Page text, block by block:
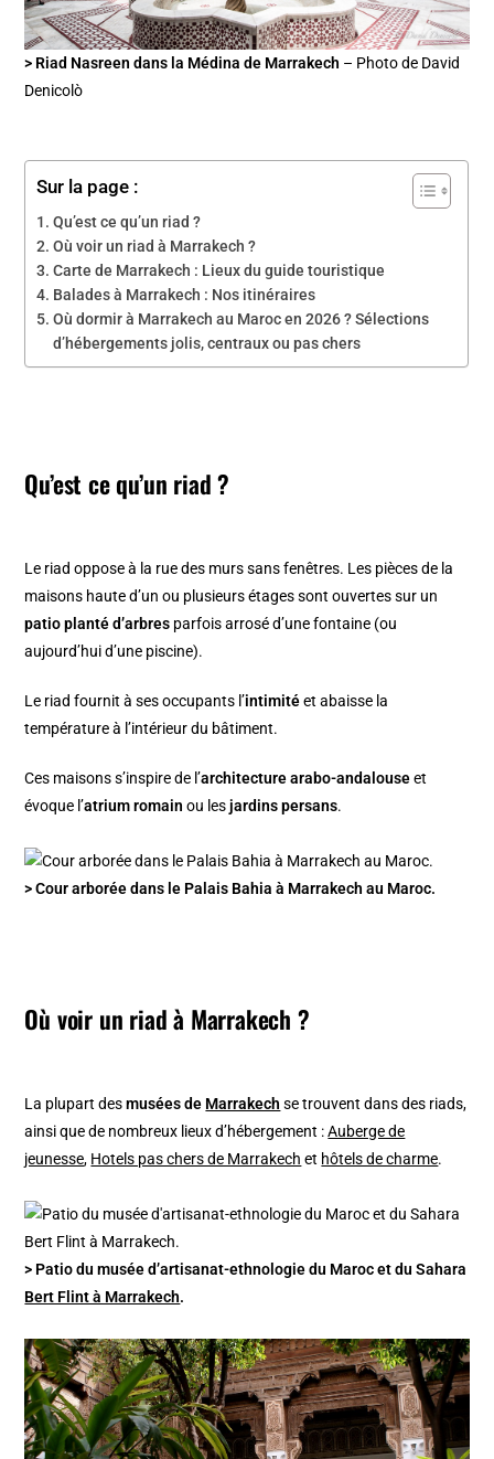
> Riad Nasreen dans la Médina de Marrakech – Photo de David
Denicolò
Sur la page :
Qu’est ce qu’un riad ?
Où voir un riad à Marrakech ?
Carte de Marrakech : Lieux du guide touristique
Balades à Marrakech : Nos itinéraires
Où dormir à Marrakech au Maroc en 2026 ? Sélections
d’hébergements jolis, centraux ou pas chers
Qu’est ce qu’un riad ?
Le riad oppose à la rue des murs sans fenêtres. Les pièces de la
maisons haute d’un ou plusieurs étages sont ouvertes sur un
patio planté d’arbres parfois arrosé d’une fontaine (ou
aujourd’hui d’une piscine).
Le riad fournit à ses occupants l’intimitéet abaisse la
température à l’intérieur du bâtiment.
Ces maisons s’inspire de l’architecture arabo-andalouseet
évoque l’atrium romain ou lesjardins persans.
> Cour arborée dans le Palais Bahia à Marrakech au Maroc.
Où voir un riad à Marrakech ?
La plupart desmusées de Marrakech se trouvent dans des riads,
ainsi que de nombreux lieux d’hébergement :Auberge de
jeunesse, Hotels pas chers de Marrakech et hôtels de charme.
> Patio du musée d’artisanat-ethnologie du Maroc et du Sahara
Bert Flint à Marrakech.